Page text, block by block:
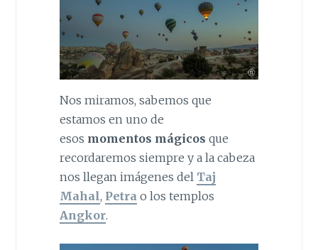
Nos miramos, sabemos que
estamos en uno de
esos momentos mágicos que
recordaremos siempre y a la cabeza
nos llegan imágenes del Taj
Mahal, Petrao los templos
Angkor.